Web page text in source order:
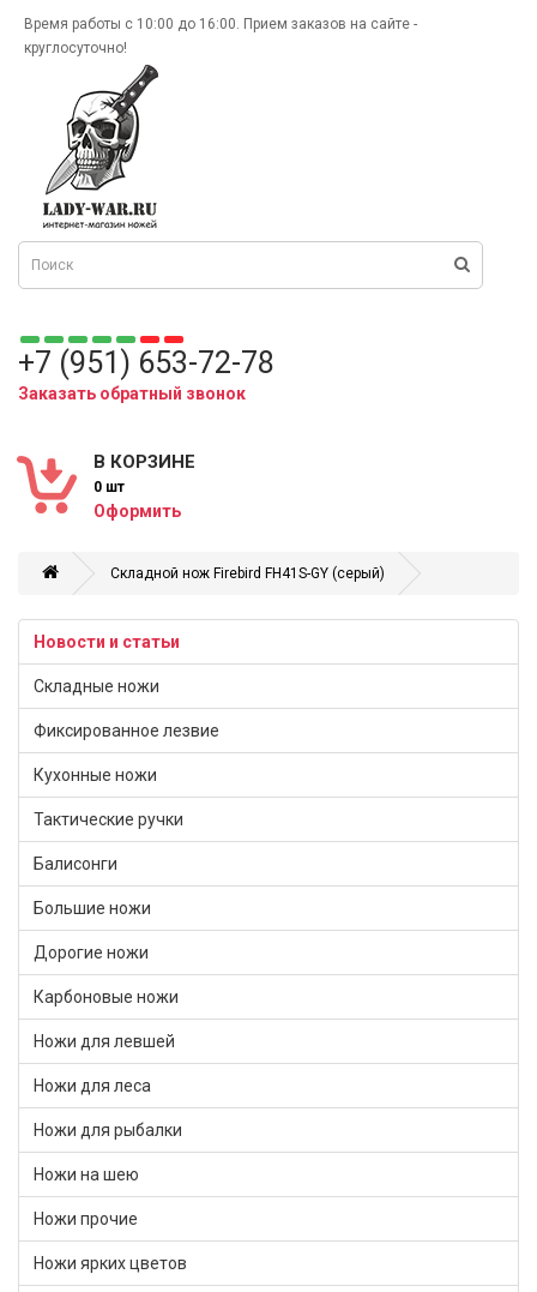
Время работы с 10:00 до 16:00. Прием заказов на сайте -
круглосуточно!
+7 (951) 653-72-78
Заказать обратный звонок
В КОРЗИНЕ
0 шт
Оформить
Складной нож Firebird FH41S-GY (серый)
Новости и статьи
Складные ножи
Фиксированное лезвие
Кухонные ножи
Тактические ручки
Балисонги
Большие ножи
Дорогие ножи
Карбоновые ножи
Ножи для левшей
Ножи для леса
Ножи для рыбалки
Ножи на шею
Ножи прочие
Ножи ярких цветов